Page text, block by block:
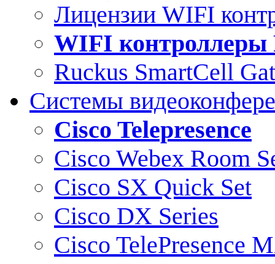
Лицензии WIFI
WIFI контроллеры
Ruckus SmartCell
Системы
Cisco Telepresence
Cisco Webex Room
Cisco SX Quick Set
Cisco DX Series
Cisco TelePresence